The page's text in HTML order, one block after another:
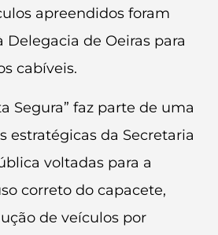
apreendidos foram
de Oeiras para
cabíveis.
Segura” faz parte de uma
estratégicas da Secretaria
voltadas para a
correto do capacete,
de veículos por